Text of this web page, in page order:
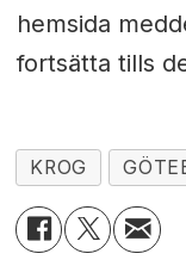
hemsida
fortsätta tills
KROG